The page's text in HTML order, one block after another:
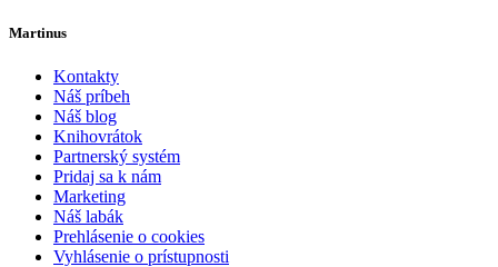
Martinus
Kontakty
Náš príbeh
Náš blog
Knihovrátok
Partnerský systém
Pridaj sa k nám
Marketing
Náš labák
Prehlásenie o cookies
Vyhlásenie o prístupnosti